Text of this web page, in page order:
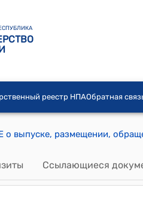
реестр НПАОбратная
Ссылающиеся